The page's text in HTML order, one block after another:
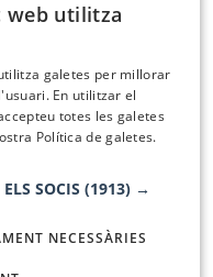
web utilitza
galetes per millorar
En utilitzar el
totes les galetes
Política de galetes.
SOCIS (1913) →
NECESSÀRIES